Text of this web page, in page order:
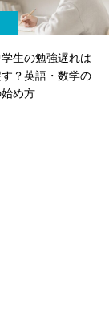
生の勉強遅れは
？英語・数学の
め方